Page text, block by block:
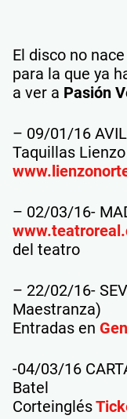
El disco no
para la que ya
a ver a Pasión
– 09/01/16
Taquillas
– 02/03/16-
del teatro
– 22/02/16-
Maestranza)
Entradas en
-04/03/16
Batel
Corteinglés